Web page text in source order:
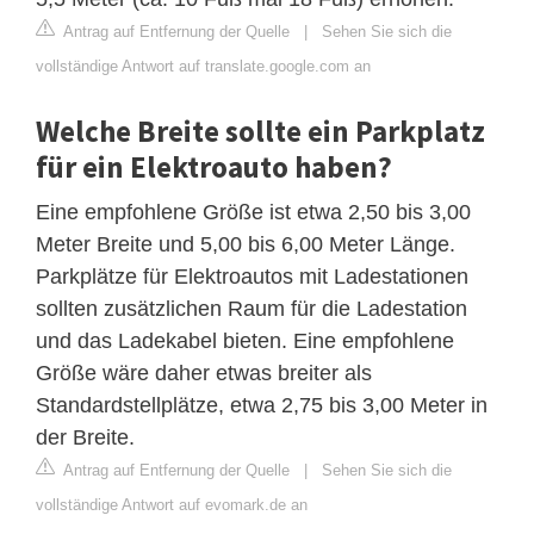
Antrag auf Entfernung der Quelle | Sehen Sie sich die
vollständige Antwort auf translate.google.com an
Welche Breite sollte ein Parkplatz
für ein Elektroauto haben?
Eine empfohlene Größe ist etwa 2,50 bis 3,00
Meter Breite und 5,00 bis 6,00 Meter Länge.
Parkplätze für Elektroautos mit Ladestationen
sollten zusätzlichen Raum für die Ladestation
und das Ladekabel bieten. Eine empfohlene
Größe wäre daher etwas breiter als
Standardstellplätze, etwa 2,75 bis 3,00 Meter in
der Breite.
Antrag auf Entfernung der Quelle | Sehen Sie sich die
vollständige Antwort auf evomark.de an